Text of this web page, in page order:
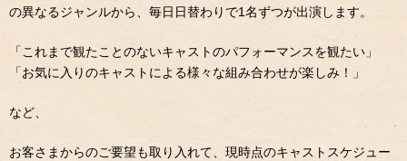
の異なるジャンルから、毎日日替わりで1名ずつが出演します。
「これまで観たことのないキャストのパフォーマンスを観たい」
「お気に入りのキャストによる様々な組み合わせが楽しみ！」
など、
お客さまからのご要望も取り入れて、現時点のキャストスケジュー